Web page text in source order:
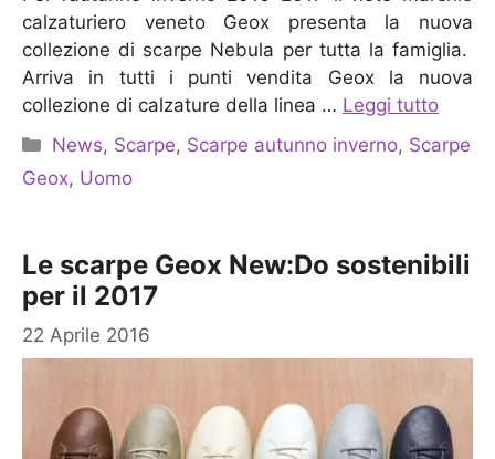
calzaturiero veneto Geox presenta la nuova
collezione di scarpe Nebula per tutta la famiglia.
Arriva in tutti i punti vendita Geox la nuova
collezione di calzature della linea … Leggi tutto
Categorie
News, Scarpe, Scarpe autunno inverno, Scarpe
Geox, Uomo
Le scarpe Geox New:Do sostenibili
per il 2017
22 Aprile 2016